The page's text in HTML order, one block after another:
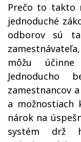
Prečo to takto
jednoduché
odborov sú
môžu
Jednoducho
zamestnancov
a možnostiach
nárok na
systém drž